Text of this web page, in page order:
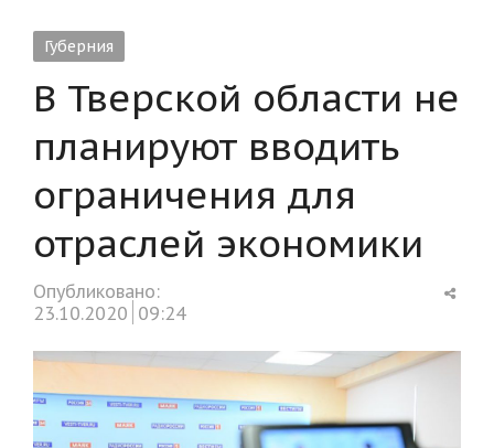
Губерния
В Тверской области не
планируют вводить
ограничения для
отраслей экономики
Опубликовано:
23.10.2020 09:24